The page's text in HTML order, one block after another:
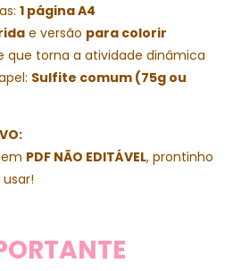
1 página A4
e versão para colorir
que torna a atividade dinâmica
Sulfite comum (75g ou
PDF NÃO EDITÁVEL, prontinho